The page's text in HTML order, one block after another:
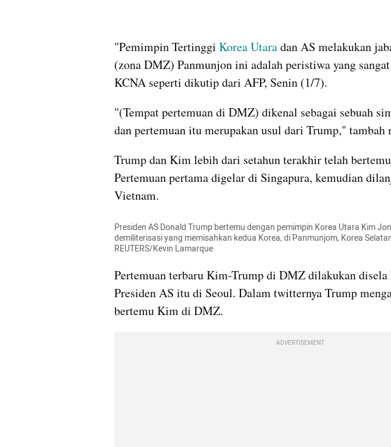
"Pemimpin Tertinggi Korea Utara dan AS melakukan
(zona DMZ) Panmunjon ini adalah peristiwa yang
KCNA seperti dikutip dari AFP, Senin (1/7).
"(Tempat pertemuan di DMZ) dikenal sebagai sebuah
dan pertemuan itu merupakan usul dari Trump," tambah
Trump dan Kim lebih dari setahun terakhir telah
Pertemuan pertama digelar di Singapura, kemudian
Vietnam.
Presiden AS Donald Trump bertemu dengan pemimpin Korea Utara Kim
demiliterisasi yang memisahkan kedua Korea, di Panmunjom, Korea
REUTERS/Kevin Lamarque
Pertemuan terbaru Kim-Trump di DMZ dilakukan
Presiden AS itu di Seoul. Dalam twitternya Trump
bertemu Kim di DMZ.
ADVERTISEMENT